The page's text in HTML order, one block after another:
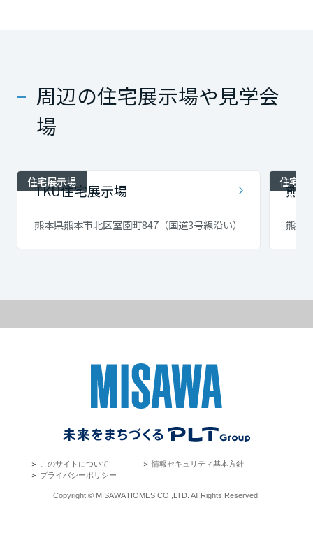
周辺の住宅展示場や見学会
場
住宅展示場
TKU住宅展示場
熊本県熊本市北区室園町847（国道3号線沿い）
住宅展
熊
熊本
＞ このサイトについて ＞情報セキュリティ基本方針
＞ プライバシーポリシー
Copyright © MISAWA HOMES CO.,LTD. All Rights Reserved.